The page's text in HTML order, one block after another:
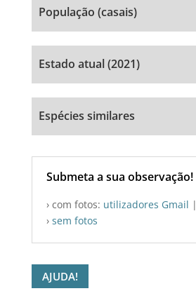
População (casais)
Estado atual (2021)
Espécies similares
Submeta a sua observação!
› com fotos: utilizadores Gmail |
› sem fotos
AJUDA!